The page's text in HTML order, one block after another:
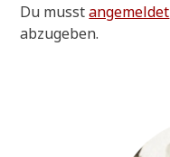
Du musstangemeldet
abzugeben.